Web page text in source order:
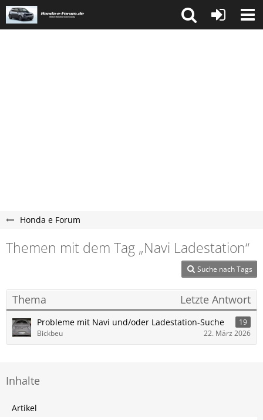
Honda e Forum
Themen mit dem Tag „Navi Ladestation“
Suche nach Tags
Thema Letzte Antwort
Probleme mit Navi und/oder Ladestation-Suche
19
Bickbeu
22. März 2026
Inhalte
Artikel